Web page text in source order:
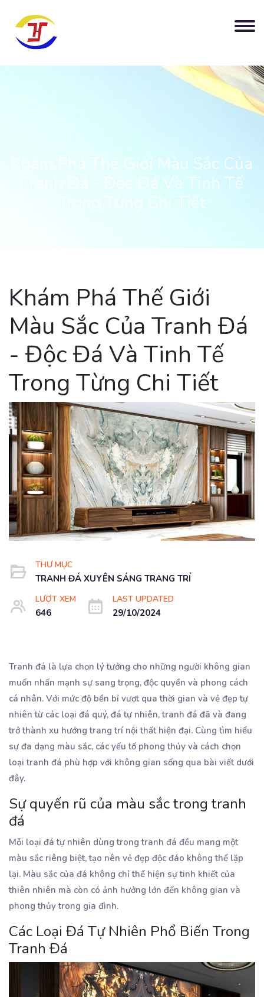
Khám Phá Thế Giới Màu Sắc Của
Tranh Đá - Độc Đá Và Tinh Tế
Trong Từng Chi Tiết
Khám Phá Thế Giới
Màu Sắc Của Tranh Đá
- Độc Đá Và Tinh Tế
Trong Từng Chi Tiết
THƯ MỤC
TRANH ĐÁ XUYÊN SÁNG TRANG TRÍ
LƯỢT XEM
646
LAST UPDATED
29/10/2024
Tranh đá là lựa chọn lý tưởng cho những người không gian
muốn nhấn mạnh sự sang trọng, độc quyền và phong cách
cá nhân. Với mức độ bền bỉ vượt qua thời gian và vẻ đẹp tự
nhiên từ các loại đá quý, đá tự nhiên, tranh đá đã và đang
trở thành xu hướng trang trí nội thất hiện đại. Cùng tìm hiểu
sự đa dạng màu sắc, các yếu tố phong thủy và cách chọn
loại tranh đá phù hợp với không gian sống qua bài viết dưới
đây.
Sự quyến rũ của màu sắc trong tranh
đá
Mỗi loại đá tự nhiên dùng trong tranh đá đều mang một
màu sắc riêng biệt, tạo nên vẻ đẹp độc đáo không thể lặp
lại. Màu sắc của đá không chỉ thể hiện sự tinh khiết của
thiên nhiên mà còn có ảnh hưởng lớn đến không gian và
phong thủy trong gia đình.
Các Loại Đá Tự Nhiên Phổ Biến Trong
Tranh Đá